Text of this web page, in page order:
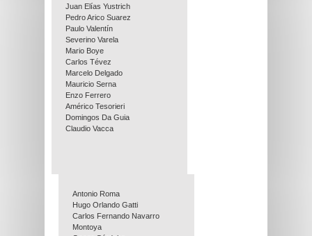
Juan Elías Yustrich
Pedro Arico Suarez
Paulo Valentín
Severino Varela
Mario Boye
Carlos Tévez
Marcelo Delgado
Mauricio Serna
Enzo Ferrero
Américo Tesorieri
Domingos Da Guia
Claudio Vacca
Antonio Roma
Hugo Orlando Gatti
Carlos Fernando Navarro
Montoya